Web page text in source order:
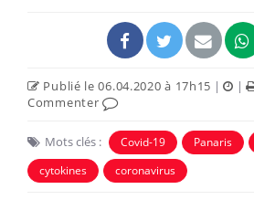
Publié le 06.04.2020 à 17h15 | |
Commenter
Mots clés : Covid-19 Panaris
cytokines
coronavirus